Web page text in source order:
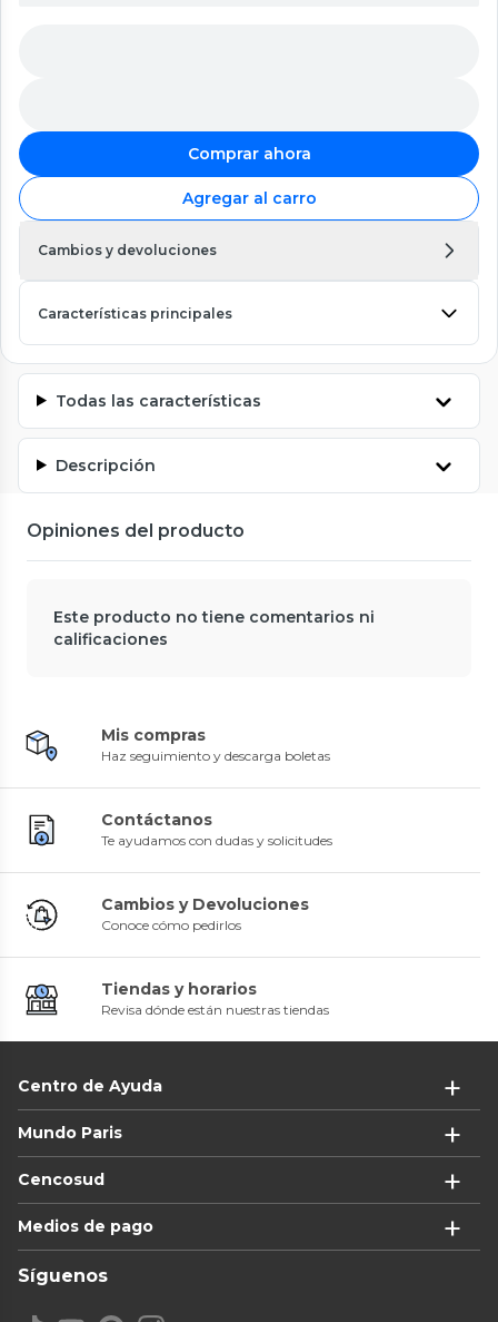
Comprar ahora
Agregar al carro
Cambios y devoluciones
Características principales
Todas las características
Descripción
Opiniones del producto
Este producto no tiene comentarios ni
calificaciones
Mis compras
Haz seguimiento y descarga boletas
Contáctanos
Te ayudamos con dudas y solicitudes
Cambios y Devoluciones
Conoce cómo pedirlos
Tiendas y horarios
Revisa dónde están nuestras tiendas
Centro de Ayuda
Mundo Paris
Cencosud
Medios de pago
Síguenos